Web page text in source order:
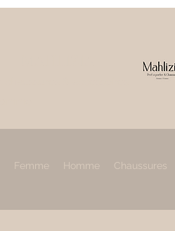
Femme Homme Chaussures